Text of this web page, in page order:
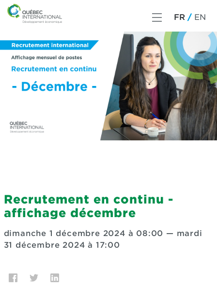
FR EN
Recrutement en continu -
affichage décembre
dimanche 1 décembre 2024 à 08:00 — mardi
31 décembre 2024 à 17:00